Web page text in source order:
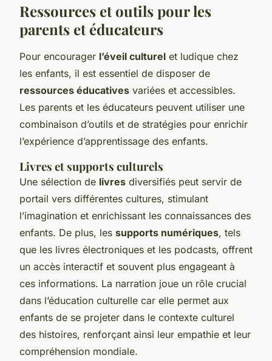
Ressources et outils pour les
parents et éducateurs
Pour encourager l’éveil culturel et ludique chez
les enfants, il est essentiel de disposer de
ressources éducatives variées et accessibles.
Les parents et les éducateurs peuvent utiliser une
combinaison d’outils et de stratégies pour enrichir
l’expérience d’apprentissage des enfants.
Livres et supports culturels
Une sélection de livres diversifiés peut servir de
portail vers différentes cultures, stimulant
l’imagination et enrichissant les connaissances des
enfants. De plus, les supports numériques, tels
que les livres électroniques et les podcasts, offrent
un accès interactif et souvent plus engageant à
ces informations. La narration joue un rôle crucial
dans l’éducation culturelle car elle permet aux
enfants de se projeter dans le contexte culturel
des histoires, renforçant ainsi leur empathie et leur
compréhension mondiale.